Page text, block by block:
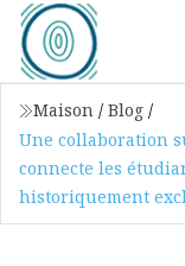
Maison / Blog /
Une collaboration
connecte les
historiquement